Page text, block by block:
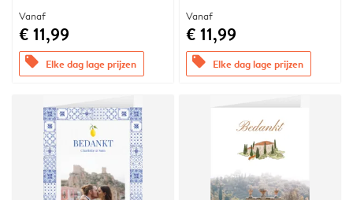
Vanaf
€ 11,99
offers Elke dag lage prijzen
Vanaf
€ 11,99
offers Elke dag lage prijzen